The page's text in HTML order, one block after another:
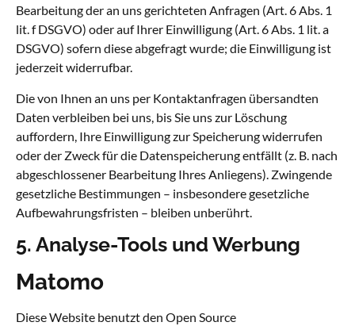
Bearbeitung der an uns gerichteten Anfragen (Art. 6 Abs. 1
lit. f DSGVO) oder auf Ihrer Einwilligung (Art. 6 Abs. 1 lit. a
DSGVO) sofern diese abgefragt wurde; die Einwilligung ist
jederzeit widerrufbar.
Die von Ihnen an uns per Kontaktanfragen übersandten
Daten verbleiben bei uns, bis Sie uns zur Löschung
auffordern, Ihre Einwilligung zur Speicherung widerrufen
oder der Zweck für die Datenspeicherung entfällt (z. B. nach
abgeschlossener Bearbeitung Ihres Anliegens). Zwingende
gesetzliche Bestimmungen – insbesondere gesetzliche
Aufbewahrungsfristen – bleiben unberührt.
5. Analyse-Tools und Werbung
Matomo
Diese Website benutzt den Open Source